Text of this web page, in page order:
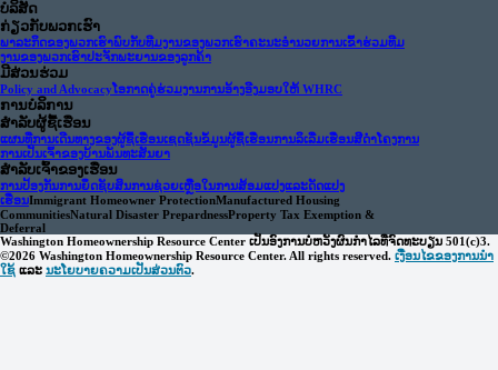
ບໍລິສັດ
ກ່ຽວ​ກັບ​ພວກ​ເຮົາ
ພາລະກິດຂອງພວກເຮົາພົບກັບທີມງານຂອງພວກເຮົາຄະ​ນະ​ອໍາ​ນວຍ​ການເຂົ້າຮ່ວມທີມ
ງານຂອງພວກເຮົາປະຈັກພະຍານຂອງລູກຄ້າ
ມີສ່ວນຮ່ວມ
Policy and Advocacyໂອກາດຄູ່ຮ່ວມງານການອ້າງອີງມອບໃຫ້ WHRC
ການບໍລິການ
ສໍາລັບຜູ້ຊື້ເຮືອນ
ແຜນທີ່ການເດີນທາງຂອງຜູ້ຊື້ເຮືອນເຊດຊັນຂໍ້ມູນຜູ້ຊື້ເຮືອນການລິເລີ່ມເຮືອນສີດໍາໂຄງການ
ການເປັນເຈົ້າຂອງບ້ານພັນທະສັນຍາ
ສໍາລັບເຈົ້າຂອງເຮືອນ
ການປ້ອງກັນການຍຶດຊັບສິນການຊ່ວຍເຫຼືອໃນການສ້ອມແປງແລະດັດແປງ
ເຮືອນImmigrant Homeowner ProtectionManufactured Housing
CommunitiesNatural Disaster PrepardnessProperty Tax Exemption &
Deferral
Washington Homeownership Resource Center ເປັນອົງການບໍ່ຫວັງຜົນກຳໄລທີ່ຈົດທະບຽນ 501(c)3.
©2026 Washington Homeownership Resource Center. All rights reserved. ເງື່ອນໄຂຂອງການນໍາ
ໃຊ້ ແລະ ນະໂຍບາຍຄວາມເປັນສ່ວນຕົວ.